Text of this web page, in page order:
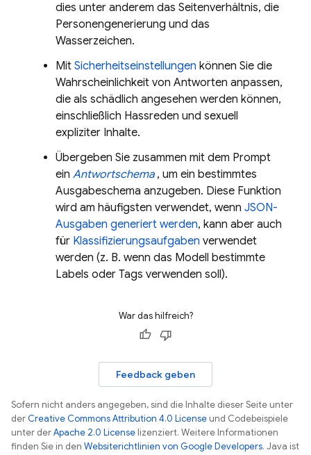
dies unter anderem das Seitenverhältnis, die
Personengenerierung und das
Wasserzeichen.
Mit Sicherheitseinstellungen können Sie die
Wahrscheinlichkeit von Antworten anpassen,
die als schädlich angesehen werden können,
einschließlich Hassreden und sexuell
expliziter Inhalte.
Übergeben Sie zusammen mit dem Prompt
ein Antwortschema, um ein bestimmtes
Ausgabeschema anzugeben. Diese Funktion
wird am häufigsten verwendet, wenn JSON-
Ausgaben generiert werden, kann aber auch
für Klassifizierungsaufgaben verwendet
werden (z. B. wenn das Modell bestimmte
Labels oder Tags verwenden soll).
War das hilfreich?
Feedback geben
Sofern nicht anders angegeben, sind die Inhalte dieser Seite unter
derCreative Commons Attribution 4.0 License und Codebeispiele
unter derApache 2.0 License lizenziert. Weitere Informationen
finden Sie in den Websiterichtlinien von Google Developers. Java ist